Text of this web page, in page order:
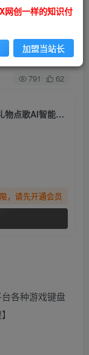
歌台礼物点
关注 私信
791 62
（6876期）听云抖音点歌助手,自助点歌台礼物点歌AI智能语音及弹幕互动无人直播间
，请先开通会员
各种游戏键盘
网创一样的知识付
加盟当站长